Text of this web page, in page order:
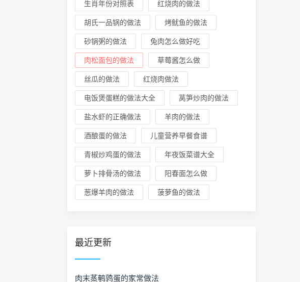
生肖年份对照表 红烧肉的做法
胡氏一品锅的做法 烤鱿鱼的做法
砂锅粥的做法 兔肉怎么做好吃
肉松面包的做法 草莓酱怎么做
丝瓜的做法 红烧肉做法
电饭煲蛋糕的做法大全 莴笋炒肉的做法
盐水虾的正确做法 羊肉的做法
酒酿蛋的做法 儿童营养早餐食谱
青椒炒鸡蛋的做法 年夜饭菜谱大全
萝卜排骨汤的做法 阳春面怎么做
葱爆羊肉的做法 菠萝鱼的做法
最近更新
肉末蒸鹌鹑蛋的家常做法